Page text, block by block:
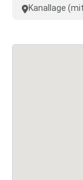
Kanallage